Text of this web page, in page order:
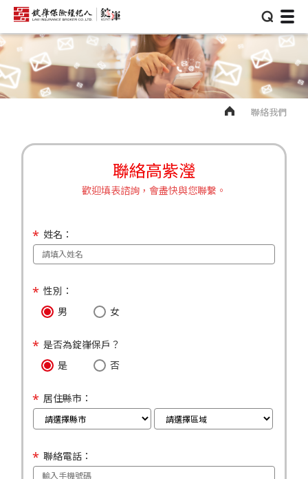
⌕
聯絡我們
聯絡高紫瀅
歡迎填表諮詢，會盡快與您聯繫。
姓名：
性別：
男
女
是否為錠嵂保戶？
是
否
居住縣市：
聯絡電話：